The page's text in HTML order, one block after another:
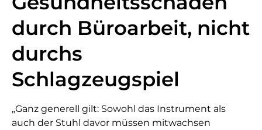
durch Büroarbeit, nicht
durchs
Schlagzeugspiel
„Ganz generell gilt: Sowohl das Instrument als
auch der Stuhl davor müssen mitwachsen